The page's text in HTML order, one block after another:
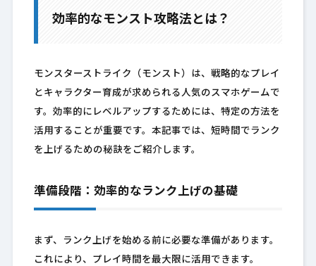
効率的なモンスト攻略法とは？
モンスターストライク（モンスト）は、戦略的なプレイ
とキャラクター育成が求められる人気のスマホゲームで
す。効率的にレベルアップするためには、特定の方法を
活用することが重要です。本記事では、短時間でランク
を上げるための秘訣をご紹介します。
準備段階：効率的なランク上げの基礎
まず、ランク上げを始める前に必要な準備があります。
これにより、プレイ時間を最大限に活用できます。